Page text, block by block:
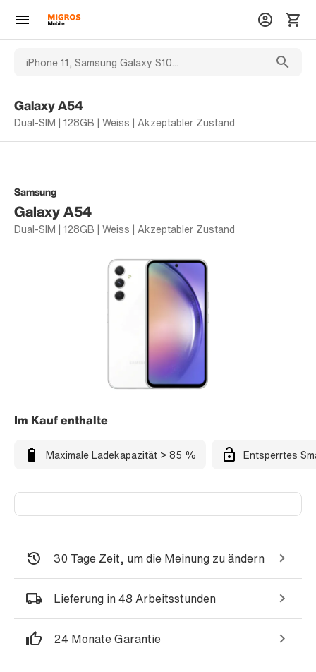
Galaxy A54
Dual-SIM | 128GB | Weiss | Akzeptabler Zustand
Samsung
Galaxy A54
Dual-SIM | 128GB | Weiss | Akzeptabler Zustand
Im Kauf enthalte
Maximale Ladekapazität > 85 % Entsperrtes
30 Tage Zeit, um die Meinung zu ändern
Lieferung in 48 Arbeitsstunden
24 Monate Garantie